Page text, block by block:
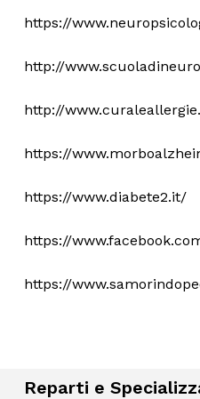
https://
http://
http://
https://
https://www.diabete2.it/
https://
https://
Reparti e